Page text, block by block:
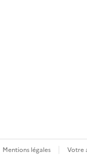
Mentions légales Votre